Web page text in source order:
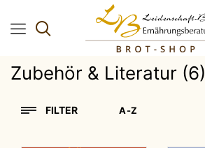
Zubehör & Literatur (6)
FILTER